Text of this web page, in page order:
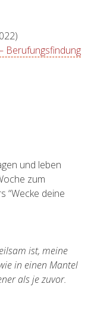
Berufungsfindung
und leben
zum
“Wecke deine
ist, meine
in einen Mantel
als je zuvor.